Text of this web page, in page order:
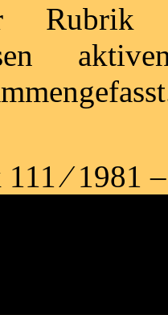
⁄ 1981